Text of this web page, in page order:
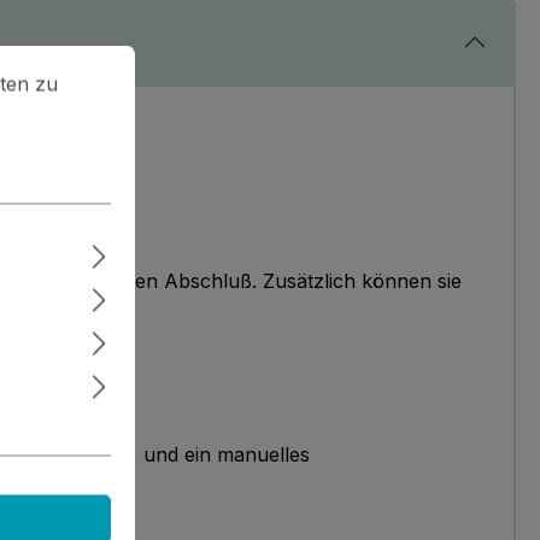
tollen folierten Abschluß. Zusätzlich können sie
und ein manuelles
zu können.
Mehr Informationen ...
zu